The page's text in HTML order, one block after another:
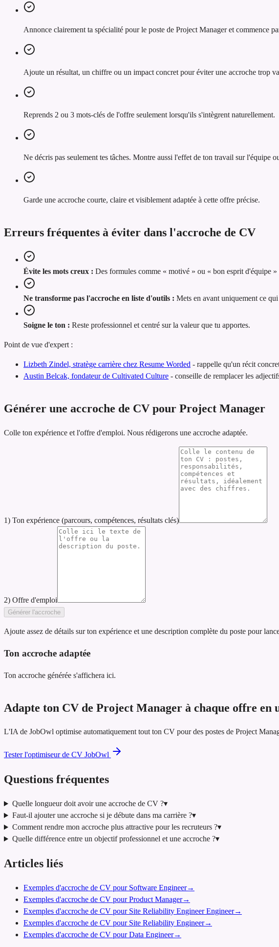
Annonce clairement ta spécialité pour le poste de Project Manager et commence
Ajoute un résultat, un chiffre ou un impact concret pour éviter une accroche trop
Reprends 2 ou 3 mots-clés de l'offre seulement lorsqu'ils s'intègrent naturellement.
Ne décris pas seulement tes tâches. Montre aussi l'effet de ton travail sur l'équipe
Garde une accroche courte, claire et visiblement adaptée à cette offre précise.
Erreurs fréquentes à éviter dans l'accroche de CV
Évite les mots creux : Des formules comme « motivé » ou « bon esprit d'équipe
Ne transforme pas l'accroche en liste d'outils : Mets en avant uniquement ce
Soigne le ton : Reste professionnel et centré sur la valeur que tu apportes.
Point de vue d'expert :
Lizbeth Zindel, stratège carrière chez Resume Worded - rappelle qu'un récit
Austin Belcak, fondateur de Cultivated Culture - conseille de remplacer les
Générer une accroche de CV pour Project Manager
Colle ton expérience et l'offre d'emploi. Nous rédigerons une accroche adaptée.
1) Ton expérience (parcours, compétences, résultats clés)
2) Offre d'emploi
Générer l'accroche
Ajoute assez de détails sur ton expérience et une description complète du poste pour
Ton accroche adaptée
Ton accroche générée s'affichera ici.
Adapte ton CV de Project Manager à chaque offre en
L'IA de JobOwl optimise automatiquement tout ton CV pour des postes de Project
Tester l'optimiseur de CV JobOwl
Questions fréquentes
Quelle longueur doit avoir une accroche de CV ?▾
Faut-il ajouter une accroche si je débute dans ma carrière ?▾
Comment rendre mon accroche plus attractive pour les recruteurs ?▾
Quelle différence entre un objectif professionnel et une accroche ?▾
Articles liés
Exemples d'accroche de CV pour Software Engineer→
Exemples d'accroche de CV pour Product Manager→
Exemples d'accroche de CV pour Site Reliability Engineer Engineer→
Exemples d'accroche de CV pour Site Reliability Engineer→
Exemples d'accroche de CV pour Data Engineer→